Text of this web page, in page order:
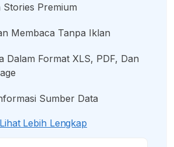
Stories Premium
Membaca Tanpa Iklan
Dalam Format XLS, PDF, Dan
Sumber Data
Lihat Lebih Lengkap